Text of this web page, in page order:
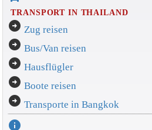
TRANSPORT IN THAILAND
arrow_circle_right Zug reisen
arrow_circle_right Bus/Van reisen
arrow_circle_right Hausflügler
arrow_circle_right Boote reisen
arrow_circle_right Transporte in Bangkok
info